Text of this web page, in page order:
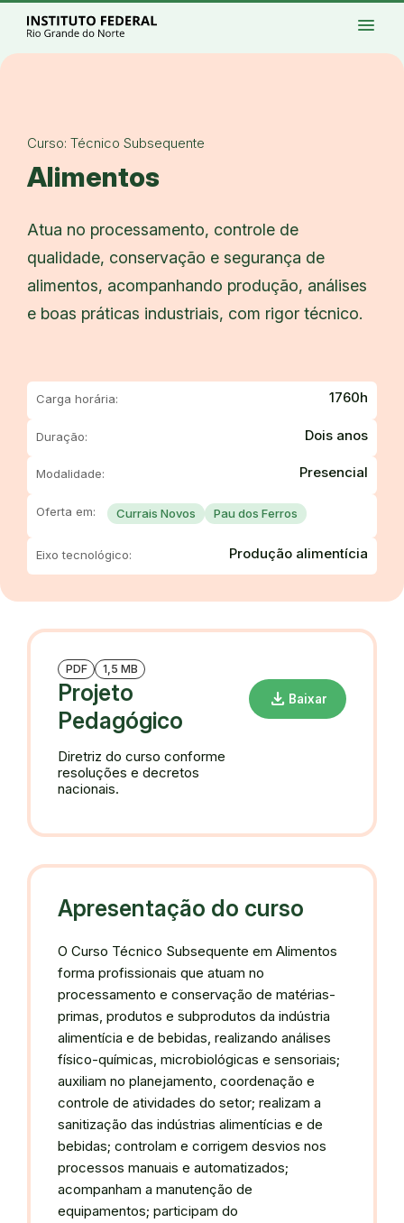
Ir para a página inicial
Ir para a busca
Ir para o conteúdo
Acessibilidade
menu
Menu
Curso: Técnico Subsequente
Alimentos
Atua no processamento, controle de
qualidade, conservação e segurança de
alimentos, acompanhando produção, análises
e boas práticas industriais, com rigor técnico.
Carga horária: 1760h
Duração: Dois anos
Modalidade: Presencial
Oferta em: Currais Novos Pau dos Ferros
Eixo tecnológico: Produção alimentícia
PDF 1,5 MB
Projeto
Pedagógico
Diretriz do curso conforme
resoluções e decretos
nacionais.
download Baixar
Apresentação do curso
O Curso Técnico Subsequente em Alimentos
forma profissionais que atuam no
processamento e conservação de matérias-
primas, produtos e subprodutos da indústria
alimentícia e de bebidas, realizando análises
físico-químicas, microbiológicas e sensoriais;
auxiliam no planejamento, coordenação e
controle de atividades do setor; realizam a
sanitização das indústrias alimentícias e de
bebidas; controlam e corrigem desvios nos
processos manuais e automatizados;
acompanham a manutenção de
equipamentos; participam do